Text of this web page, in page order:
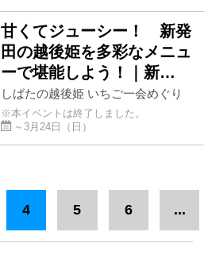
甘くてジューシー！ 新発
田の越後姫を多彩なメニュ
ーで堪能しよう！｜新…
しばたの越後姫 いちご一会めぐり
※本イベントは終了しました。
～3月24日（日）
4 5 6 ...